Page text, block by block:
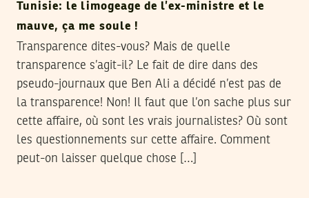
Tunisie: le limogeage de l’ex-ministre et le
mauve, ça me soule !
Transparence dites-vous? Mais de quelle
transparence s’agit-il? Le fait de dire dans des
pseudo-journaux que Ben Ali a décidé n’est pas de
la transparence! Non! Il faut que l’on sache plus sur
cette affaire, où sont les vrais journalistes? Où sont
les questionnements sur cette affaire. Comment
peut-on laisser quelque chose […]